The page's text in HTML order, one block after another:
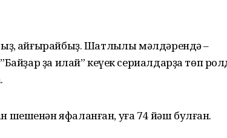
ҡайғырайбыҙ. Шатлыҡлы мәлдәрендә –
ҙа илай” кеүек сериалдарҙа төп
шешенән яфаланған, уға 74 йәш булған.